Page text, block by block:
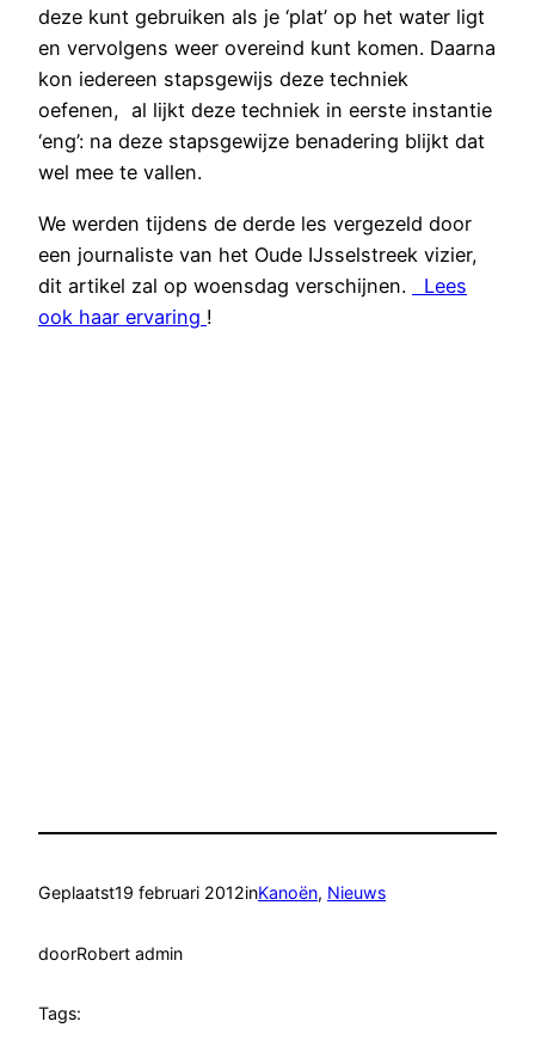
deze kunt gebruiken als je ‘plat’ op het water ligt
en vervolgens weer overeind kunt komen. Daarna
kon iedereen stapsgewijs deze techniek
oefenen, al lijkt deze techniek in eerste instantie
‘eng’: na deze stapsgewijze benadering blijkt dat
wel mee te vallen.
We werden tijdens de derde les vergezeld door
een journaliste van het Oude IJsselstreek vizier,
dit artikel zal op woensdag verschijnen.
Lees
ook haar ervaring !
Geplaatst19 februari 2012inKanoën, Nieuws
doorRobert admin
Tags: